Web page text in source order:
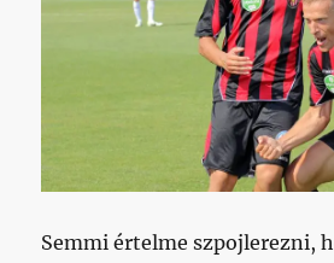
Semmi értelme szpojlerezni,